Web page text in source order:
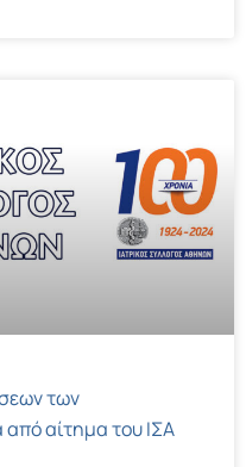
των
αίτημα του ΙΣΑ